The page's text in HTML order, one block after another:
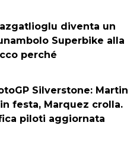
diventa un
Superbike alla
perché
Silverstone: Martin
festa, Marquez crolla.
piloti aggiornata